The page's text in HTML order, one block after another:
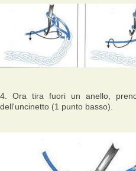
4. Ora tira fuori un anello,
dell'uncinetto (1 punto basso).